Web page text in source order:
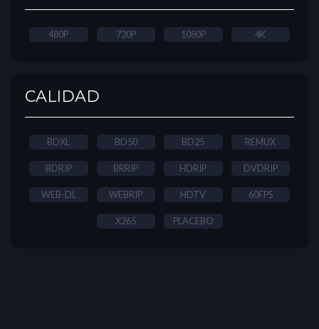
480P 720P 1080P 4K
CALIDAD
BDXL BD50 BD25 REMUX
BDRIP BRRIP HDRIP DVDRIP
WEB-DL WEBRIP HDTV 60FPS
X265 PLACEBO